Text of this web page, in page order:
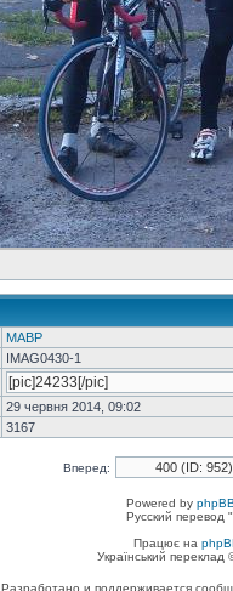
MABP
IMAG0430-1
29 червня 2014, 09:02
3167
Вперед:
Powered by
Русский перевод
Працює на
Український
Разработано и поддерживается